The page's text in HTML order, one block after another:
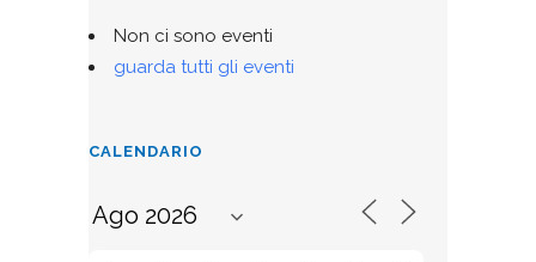
Non ci sono eventi
guarda tutti gli eventi
CALENDARIO